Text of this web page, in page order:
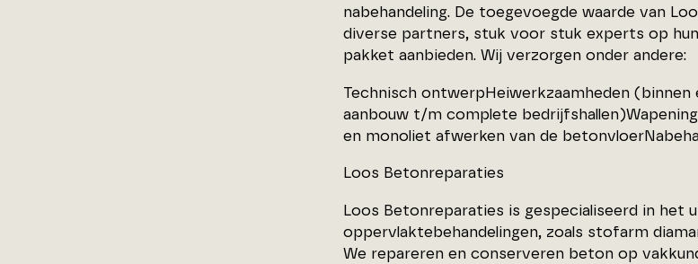
nabehandeling. De toegevoegde waarde van
diverse partners, stuk voor stuk experts op
pakket aanbieden. Wij verzorgen onder andere:
Technisch ontwerpHeiwerkzaamheden
aanbouw t/m complete
en monoliet afwerken van de
Loos Betonreparaties
Loos Betonreparaties is gespecialiseerd in het
oppervlaktebehandelingen, zoals stofarm
We repareren en conserveren beton op